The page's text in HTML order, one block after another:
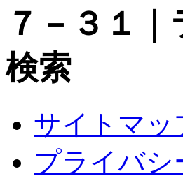
７－３１
検索
サイトマッ
プライバシ